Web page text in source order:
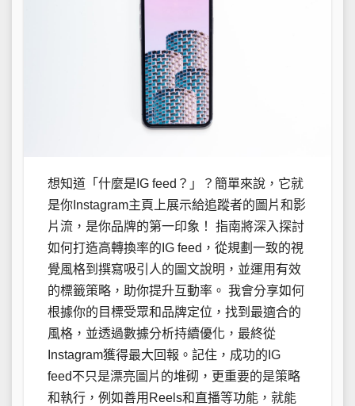
想知道「什麼是IG feed？」？簡單來說，它就
是你Instagram主頁上展示給追蹤者的圖片和影
片流，是你品牌的第一印象！ 指南將深入探討
如何打造高轉換率的IG feed，從規劃一致的視
覺風格到撰寫吸引人的圖文說明，並運用有效
的標籤策略，助你提升互動率。 我會分享如何
根據你的目標受眾和品牌定位，找到最適合的
風格，並透過數據分析持續優化，最終從
Instagram獲得最大回報。記住，成功的IG
feed不只是漂亮圖片的堆砌，更重要的是策略
和執行，例如善用Reels和直播等功能，就能